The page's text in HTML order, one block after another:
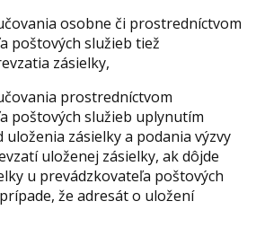
osobne či prostredníctvom
poštových služieb tiež
zásielky,
prostredníctvom
poštových služieb uplynutím
uloženia zásielky a podania výzvy
uloženej zásielky, ak dôjde
u prevádzkovateľa poštových
že adresát o uložení